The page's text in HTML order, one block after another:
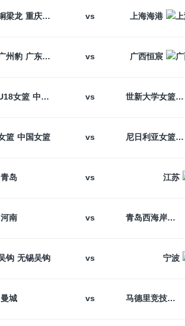
重庆铜梁龙 vs 上海海港
广东广州豹 vs 广西恒宸
中国U18女篮 vs 世新大学女篮
中国女篮 vs 尼日利亚女篮
青岛 vs 江苏
河南 vs 青岛西海岸
无锡吴钩 vs 宁波
曼城 vs 马德里竞技